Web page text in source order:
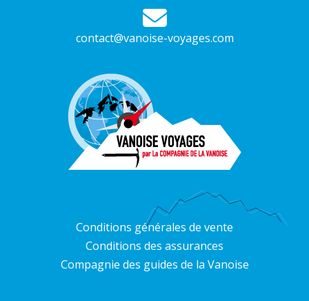
contact@vanoise-voyages.com
Conditions générales de vente
Conditions des assurances
Compagnie des guides de la Vanoise